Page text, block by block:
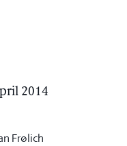
2014
Frølich